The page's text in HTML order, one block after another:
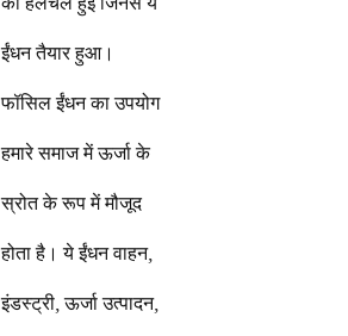
ईंधन तैयार हुआ।
फॉसिल ईंधन का उपयोग
हमारे समाज में ऊर्जा के
स्रोत के रूप में मौजूद
होता है। ये ईंधन वाहन,
इंडस्ट्री, ऊर्जा उत्पादन,